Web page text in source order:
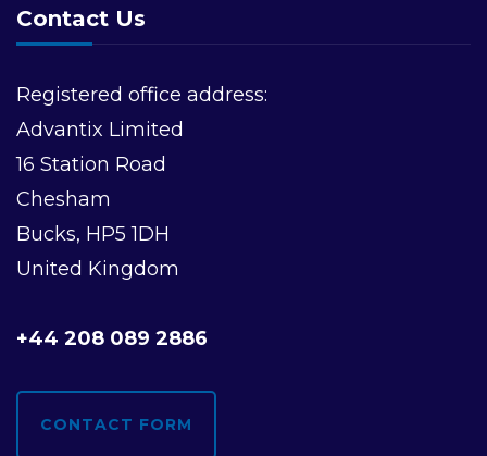
Contact Us
Registered office address:
Advantix Limited
16 Station Road
Chesham
Bucks, HP5 1DH
United Kingdom
+44 208 089 2886
CONTACT FORM